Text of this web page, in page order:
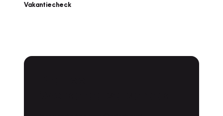
Vakantiecheck